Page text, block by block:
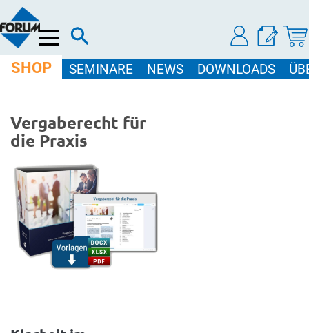
Menü
SHOP SEMINARE NEWS DOWNLOADS
Vergaberecht für
die Praxis